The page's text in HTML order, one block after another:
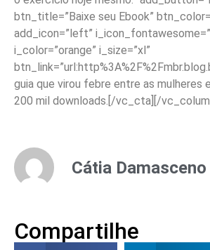
btn_title=”Baixe seu Ebook”
add_icon=”left”
i_color=”orange” i_size=”xl”
guia que virou febre entre as mulheres
200 mil downloads.[/vc_cta][/
Cátia Damasceno
Compartilhe